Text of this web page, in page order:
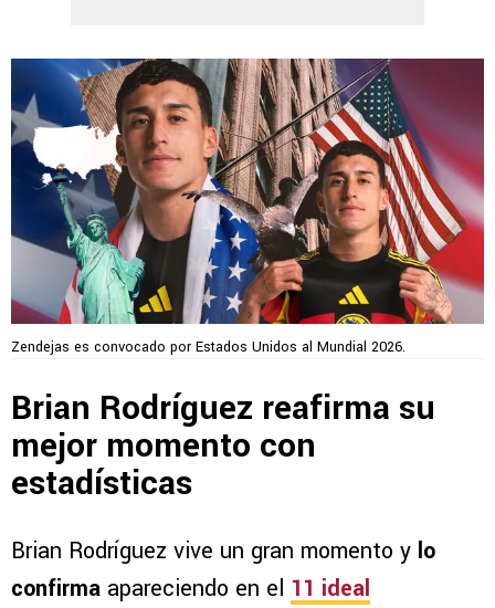
Zendejas es convocado por Estados Unidos al Mundial 2026.
Brian Rodríguez reafirma su
mejor momento con
estadísticas
Brian Rodríguez vive un gran momento y lo
confirma apareciendo en el 11 ideal